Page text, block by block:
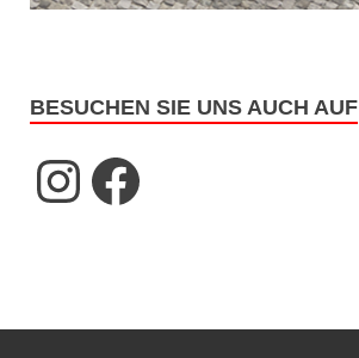
BESUCHEN SIE UNS AUCH AUF